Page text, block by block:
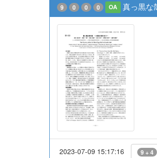
9 0 0 0 OA 真っ黒な
2023-07-09 15:17:16 9 + 4